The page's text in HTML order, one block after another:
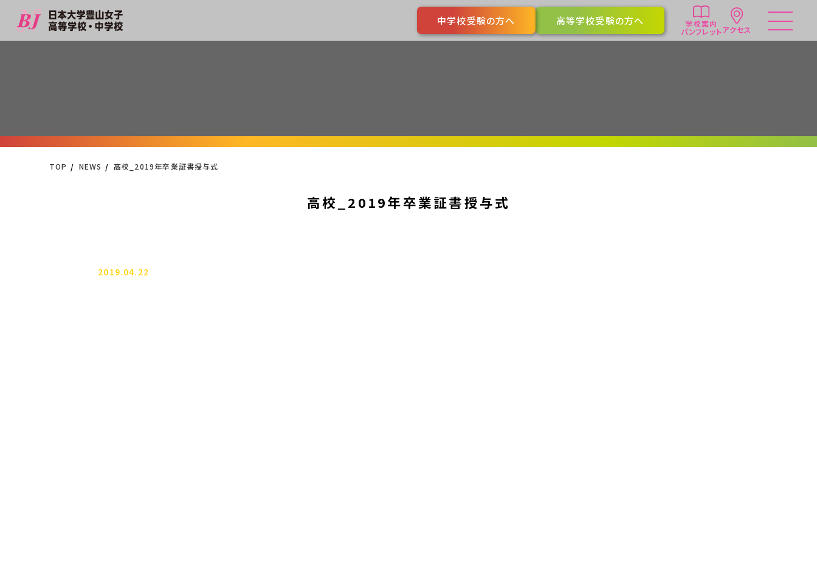
中学校受験の方へ 高等学校受験の方へ 学校案内
パンフレットアクセス
TOP NEWS 高校_2019年卒業証書授与式
高校_2019年卒業証書授与式
2019.04.22